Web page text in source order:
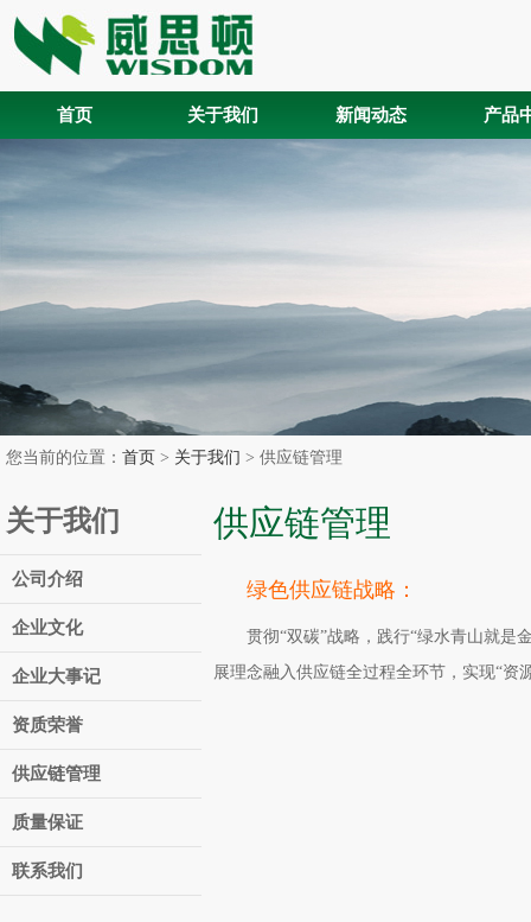
首页 关于我们 新闻动态 产品
您当前的位置： 首页 > 关于我们 > 供应链管理
关于我们
公司介绍
企业文化
企业大事记
资质荣誉
供应链管理
质量保证
联系我们
供应链管理
绿色供应链战略：
贯彻“双碳”战略，践行“绿水青山就是金
展理念融入供应链全过程全环节，实现“资